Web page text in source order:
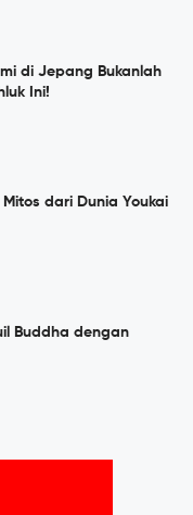
di Jepang Bukanlah
Ini!
dari Dunia Youkai
Buddha dengan